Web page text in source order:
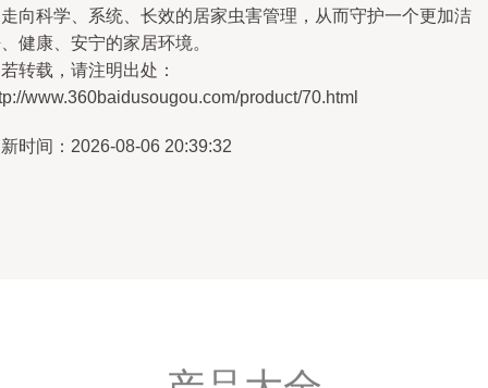
向科学、系统、长效的居家虫害管理，从而守护一个更加洁
健康、安宁的家居环境。
转载，请注明出处：
www.360baidusougou.com/product/70.html
时间：2026-08-06 20:39:32